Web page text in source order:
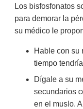
Los bisfosfonatos
para demorar la
su médico le
Hable con su
tiempo
Dígale a su
secundarios
en el muslo.